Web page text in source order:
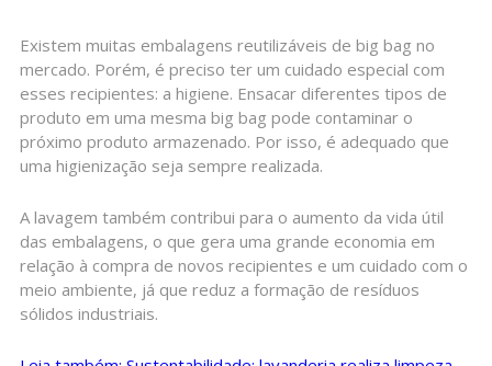
Existem muitas embalagens reutilizáveis de big bag no
mercado. Porém, é preciso ter um cuidado especial com
esses recipientes: a higiene. Ensacar diferentes tipos de
produto em uma mesma big bag pode contaminar o
próximo produto armazenado. Por isso, é adequado que
uma higienização seja sempre realizada.
A lavagem também contribui para o aumento da vida útil
das embalagens, o que gera uma grande economia em
relação à compra de novos recipientes e um cuidado com o
meio ambiente, já que reduz a formação de resíduos
sólidos industriais.